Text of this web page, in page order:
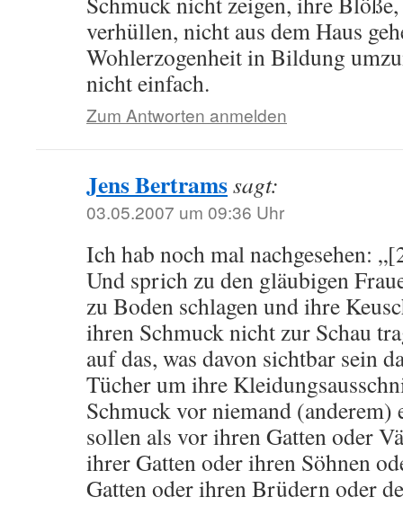
verhüllen, nicht aus dem Haus
Wohlerzogenheit in Bildung
nicht einfach.
Zum Antworten anmelden
Jens Bertramssagt:
03.05.2007 um 09:36 Uhr
Ich hab noch mal nachgesehen:
Und sprich zu den gläubigen
zu Boden schlagen und ihre
ihren Schmuck nicht zur Schau
auf das, was davon sichtbar sein
Tücher um ihre
Schmuck vor niemand (anderem)
sollen als vor ihren Gatten oder
ihrer Gatten oder ihren Söhnen
Gatten oder ihren Brüdern oder